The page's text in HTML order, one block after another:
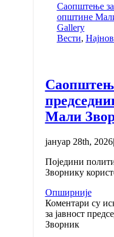
Саопштење за
општине
Gallery
Вести,
Мали
јануар 28th, 2026|
Поједини
Зворнику
Опширније
Коментари су
за јавност
Зворник